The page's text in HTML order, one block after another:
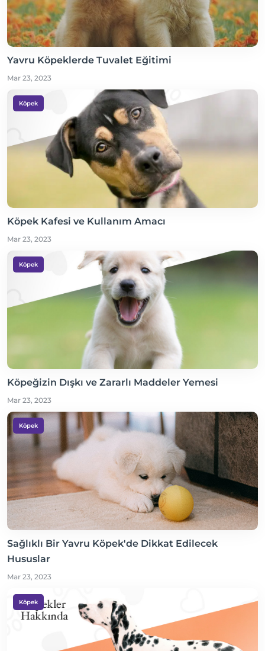
Yavru Köpeklerde Tuvalet Eğitimi
Mar 23, 2023
Köpek
Köpek Kafesi ve Kullanım Amacı
Mar 23, 2023
Köpek
Köpeğizin Dışkı ve Zararlı Maddeler Yemesi
Mar 23, 2023
Köpek
Sağlıklı Bir Yavru Köpek'de Dikkat Edilecek
Hususlar
Mar 23, 2023
Köpek